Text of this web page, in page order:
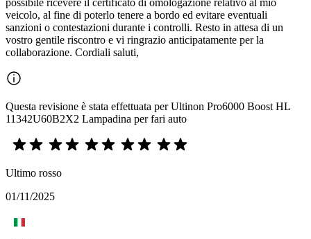
veicolo, al fine di poterlo tenere a bordo ed evitare eventuali
sanzioni o contestazioni durante i controlli. Resto in attesa di un
vostro gentile riscontro e vi ringrazio anticipatamente per la
collaborazione. Cordiali saluti,
Questa revisione è stata effettuata per Ultinon Pro6000 Boost HL
11342U60B2X2 Lampadina per fari auto
Ultimo rosso
01/11/2025